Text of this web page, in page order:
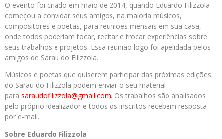
O evento foi criado em maio de 2014, quando Eduardo Filizzola
começou a convidar seus amigos, na maioria músicos,
compositores e poetas, para reuniões mensais em sua casa,
onde todos poderiam tocar, recitar e trocar experiências sobre
seus trabalhos e projetos. Essa reunião logo foi apelidada pelos
amigos de Sarau do Filizzola.
Músicos e poetas que quiserem participar das próximas edições
do Sarau do Filizzola podem enviar o seu material
para saraudofilizzola@gmail.com. Os trabalhos são analisados
pelo próprio idealizador e todos os inscritos recebem resposta
por e-mail.
Sobre Eduardo Filizzola